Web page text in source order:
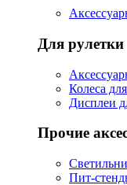
Для рулетки
Колеса
Дисплеи
Прочие
Пит-